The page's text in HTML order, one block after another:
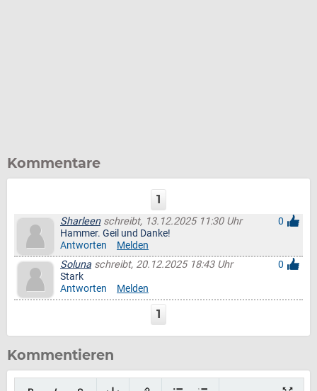
Kommentare
1
Sharleenschreibt, 13.12.2025 11:30 Uhr
0
Hammer. Geil und Danke!
Antworten
Melden
Solunaschreibt, 20.12.2025 18:43 Uhr
0
Stark
Antworten
Melden
1
Kommentieren